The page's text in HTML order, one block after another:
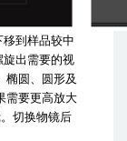
到样品较中
旋出需要的视
椭圆、圆形及
需要更高放大
切换物镜后